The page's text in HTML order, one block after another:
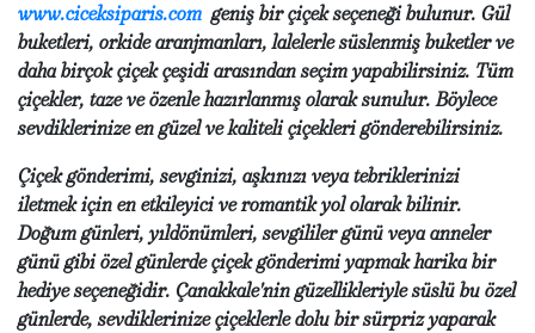
www.ciceksiparis.com geniş bir çiçek seçeneği bulunur. Gül
buketleri, orkide aranjmanları, lalelerle süslenmiş buketler ve
daha birçok çiçek çeşidi arasından seçim yapabilirsiniz. Tüm
çiçekler, taze ve özenle hazırlanmış olarak sunulur. Böylece
sevdiklerinize en güzel ve kaliteli çiçekleri gönderebilirsiniz.
Çiçek gönderimi, sevginizi, aşkınızı veya tebriklerinizi
iletmek için en etkileyici ve romantik yol olarak bilinir.
Doğum günleri, yıldönümleri, sevgililer günü veya anneler
günü gibi özel günlerde çiçek gönderimi yapmak harika bir
hediye seçeneğidir. Çanakkale'nin güzellikleriyle süslü bu özel
günlerde, sevdiklerinize çiçeklerle dolu bir sürpriz yaparak